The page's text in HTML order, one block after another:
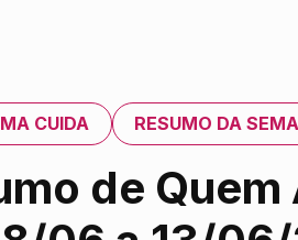
CUIDA RESUMO DA
de